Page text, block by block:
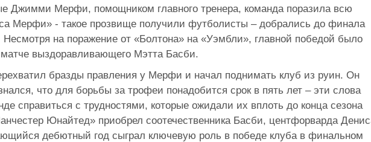
Джимми Мерфи, помощником главного тренера, команда поразила всю
Мерфи» - такое прозвище получили футболисты – добрались до финала
Несмотря на поражение от «Болтона» на «Уэмбли», главной победой было
выздоравливающего Мэтта Басби.
бразды правления у Мерфи и начал поднимать клуб из руин. Он
что для борьбы за трофеи понадобится срок в пять лет – эти слова
справиться с трудностями, которые ожидали их вплоть до конца сезона
Юнайтед» приобрел соотечественника Басби, центфорварда
дебютный год сыграл ключевую роль в победе клуба в финальном